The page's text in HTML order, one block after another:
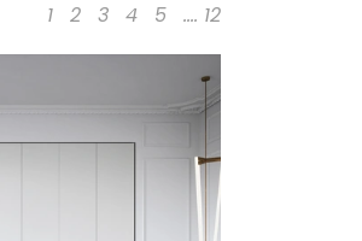
1 2 3 4 5 .... 12